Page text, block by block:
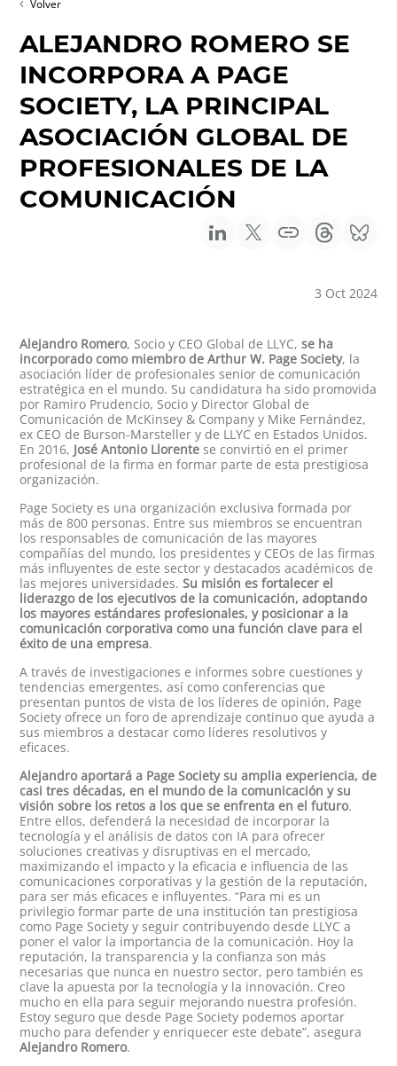
Volver
ALEJANDRO ROMERO SE
INCORPORA A PAGE
SOCIETY, LA PRINCIPAL
ASOCIACIÓN GLOBAL DE
PROFESIONALES DE LA
COMUNICACIÓN
3 Oct 2024
Alejandro Romero, Socio y CEO Global de LLYC,se ha
incorporado como miembro de Arthur W. Page Society, la
asociación líder de profesionales senior de comunicación
estratégica en el mundo. Su candidatura ha sido promovida
por Ramiro Prudencio, Socio y Director Global de
Comunicación de McKinsey & Company y Mike Fernández,
ex CEO de Burson-Marsteller y de LLYC en Estados Unidos.
En 2016, José Antonio Llorente se convirtió en el primer
profesional de la firma en formar parte de esta prestigiosa
organización.
Page Society es unaorganización exclusiva formada por
más de 800 personas. Entre sus miembros se encuentran
los responsables de comunicación de las mayores
compañías del mundo, los presidentes y CEOs de las firmas
más influyentes de este sector y destacados académicos de
las mejores universidades.Su misión es fortalecer el
liderazgo de los ejecutivos de la comunicación, adoptando
los mayores estándares profesionales, y posicionar a la
comunicación corporativa como una función clave para el
éxito de una empresa.
A través de investigaciones e informes sobre cuestiones y
tendencias emergentes, así como conferencias que
presentan puntos de vista de los líderes de opinión, Page
Society ofrece un foro de aprendizaje continuo que ayuda a
sus miembros a destacar como líderes resolutivos y
eficaces.
Alejandro aportará a Page Society su amplia experiencia, de
casi tres décadas, en el mundo de la comunicación y su
visión sobre los retos a los que se enfrenta en el futuro.
Entre ellos, defenderá la necesidad de incorporar la
tecnología y el análisis de datos con IA para ofrecer
soluciones creativas y disruptivas en el mercado,
maximizando el impacto y la eficacia e influencia de las
comunicaciones corporativas y la gestión de la reputación,
para ser más eficaces e influyentes. “Para mi es un
privilegio formar parte de una institución tan prestigiosa
como Page Society y seguir contribuyendo desde LLYC a
poner el valor la importancia de la comunicación. Hoy la
reputación, la transparencia y la confianza son más
necesarias que nunca en nuestro sector, pero también es
clave la apuesta por la tecnología y la innovación. Creo
mucho en ella para seguir mejorando nuestra profesión.
Estoy seguro que desde Page Society podemos aportar
mucho para defender y enriquecer este debate”, asegura
Alejandro Romero.